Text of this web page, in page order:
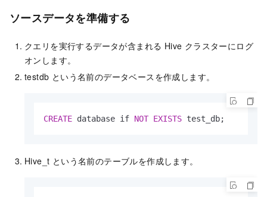
ソースデータを準備する
クエリを実行するデータが含まれる Hive クラスターにログ
オンします。
testdb という名前のデータベースを作成します。
CREATE database if NOT EXISTS test_db;
Hive_t という名前のテーブルを作成します。